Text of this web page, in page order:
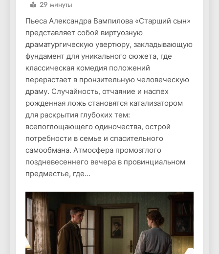
29 минуты
Пьеса Александра Вампилова «Старший сын»
представляет собой виртуозную
драматургическую увертюру, закладывающую
фундамент для уникального сюжета, где
классическая комедия положений
перерастает в пронзительную человеческую
драму. Случайность, отчаяние и наспех
рожденная ложь становятся катализатором
для раскрытия глубоких тем:
всепоглощающего одиночества, острой
потребности в семье и спасительного
самообмана. Атмосфера промозглого
поздневесеннего вечера в провинциальном
предместье, где…